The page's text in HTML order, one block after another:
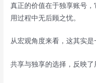
真正的价值在于独享账号
用过程中无后顾之忧。
从宏观角度来看，这其实是
共享与独享的选择，反映了